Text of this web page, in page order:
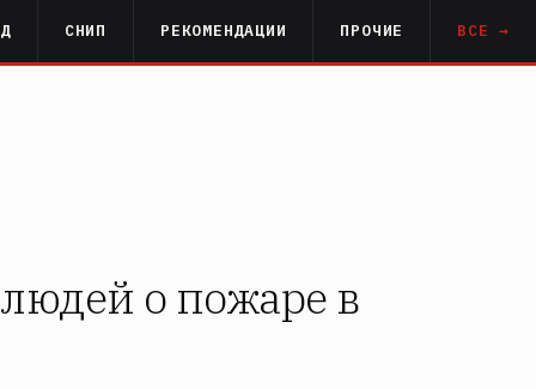
СНИП РЕКОМЕНДАЦИИ ПРОЧИЕ ВСЕ →
о пожаре в